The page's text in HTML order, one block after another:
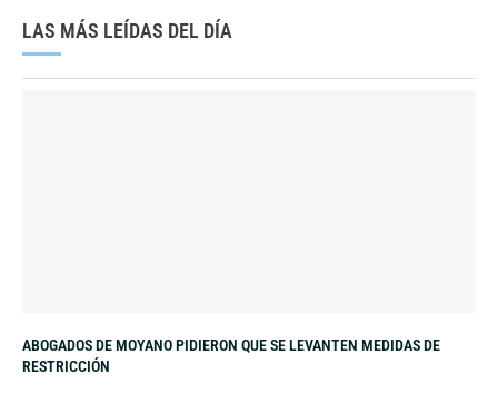
LAS MÁS LEÍDAS DEL DÍA
ABOGADOS DE MOYANO PIDIERON QUE SE LEVANTEN MEDIDAS DE
RESTRICCIÓN